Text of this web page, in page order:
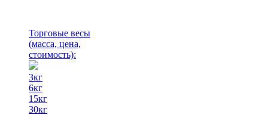
Торговые весы
(масса, цена,
стоимость):
3кг
6кг
15кг
30кг